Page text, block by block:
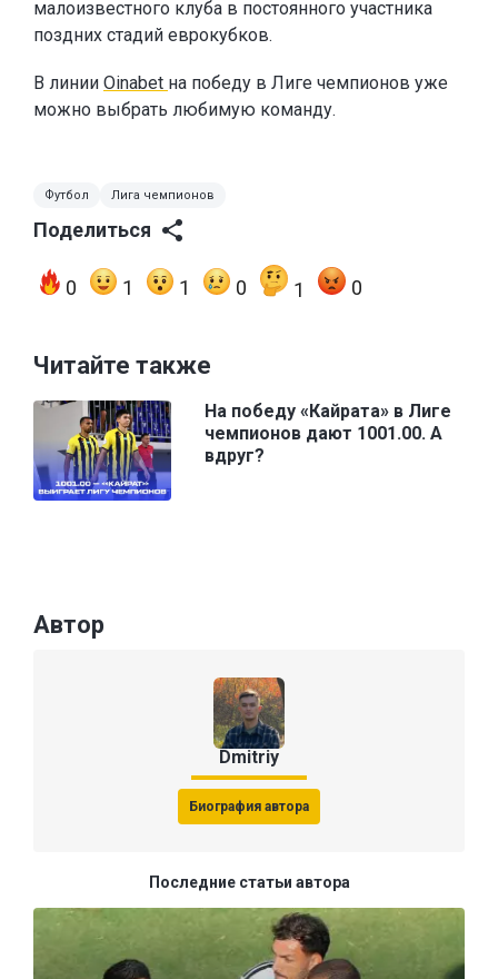
малоизвестного клуба в постоянного участника
поздних стадий еврокубков.
В линии Oinabet на победу в Лиге чемпионов уже
можно выбрать любимую команду.
Футбол Лига чемпионов
Поделиться
0 1 1 0 1 0
Читайте также
На победу «Кайрата» в Лиге
чемпионов дают 1001.00. А
вдруг?
Автор
Dmitriy
Биография автора
Последние статьи автора